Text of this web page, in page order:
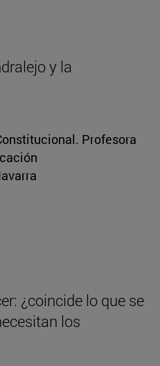
y la
Profesora
¿coincide lo que se
los